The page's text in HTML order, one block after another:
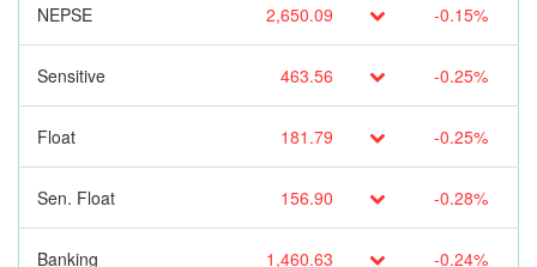
NEPSE 2,650.09 -0.15%
Sensitive 463.56 -0.25%
Float 181.79 -0.25%
Sen. Float 156.90 -0.28%
Banking 1,460.63 -0.24%